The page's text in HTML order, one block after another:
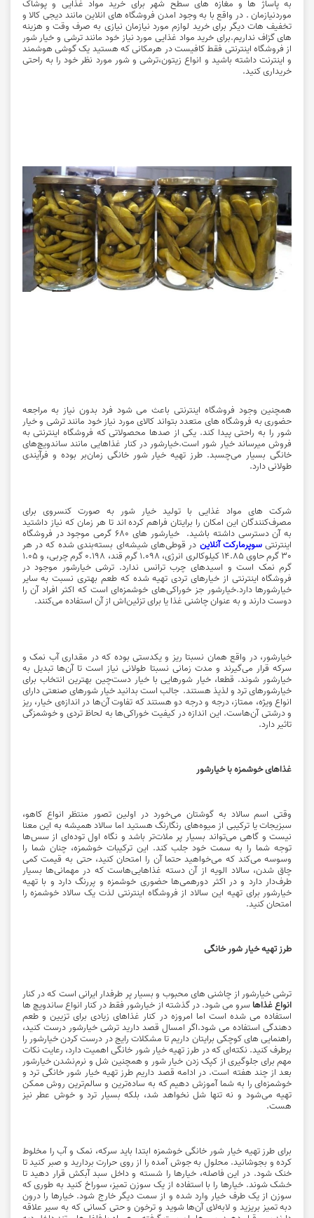
به پاساژ ها و مغازه های سطح شهر برای خرید مواد غذایی و پوشاک
موردنیازمان . در واقع با به وجود امدن فروشگاه های انلاین مانند دیجی کالا و
تخفیف هات دیگر برای خرید لوازم مورد نیازمان نیازی به صرف وقت و هزینه
های گزاف نداریم.برای خرید مواد غذایی مورد نیاز خود مانند ترشی و خیار شور
از فروشگاه اینترنتی فقط کافیست در هرمکانی که هستید یک گوشی هوشمند
و اینترنت داشته باشید و انواع زیتون،ترشی و شور مورد نظر خود را به راحتی
خریداری کنید.
همچنین وجود فروشگاه اینترنتی باعث می شود فرد بدون نیاز به مراجعه
حضوری به فروشگاه های متعدد بتواند کالای مورد نیاز خود مانند ترشی و خیار
شور را به راحتی پیدا کند. یکی از صدها محصولاتی که فروشگاه اینترنتی به
فروش میرساند خیار شور است.خیارشور در کنار غذاهایی مانند ساندویچ‌های
خانگی بسیار می‌چسبد. طرز تهیه خیار شور خانگی زمان‌بر بوده و فرآیندی
طولانی دارد.
شرکت های مواد غذایی با تولید خیار شور به صورت کنسروی برای
مصرف‌کنندگان این امکان را برایتان فراهم کرده اند تا هر زمان که نیاز داشتید
به آن دسترسی داشته باشید. خیارشور های 680 گرمی موجود در
فروشگاه
اینترنتی سوپرمارکت آنلاین در قوطی‌های شیشه‌ای بسته‌بندی شده که در هر
30 گرم حاوی 14.85 کیلوکالری انرژی، 1.098 گرم قند، 0.198 گرم چربی، و 1.05
گرم نمک است و اسیدهای چرب ترانس ندارد. ترشی خیارشور موجود در
فروشگاه اینترنتی از خیارهای تردی تهیه شده که طعم بهتری نسبت به سایر
خیارشورها دارد.خیارشور جز خوراکی‌های خوشمزه‌ای است که اکثر افراد آن را
دوست دارند و به عنوان چاشنی غذا یا برای تزئین‌اش از آن استفاده می‌کنند.
خیارشور، در واقع همان نسبتا ریز و یکدستی بوده که در مقداری آب نمک و
سرکه قرار می‌گیرند و مدت زمانی نسبتا طولانی نیاز است تا آن‌ها تبدیل به
خیارشور شوند. قطعا، خیار شورهایی با خیار دست‌چین بهترین انتخاب برای
خیارشورهای ترد و لذیذ هستند. جالب است بدانید خیار شورهای صنعتی دارای
انواع ویژه، ممتاز، درجه و درجه دو هستند که تفاوت آن‌ها در اندازه‌ی خیار، ریز
و درشتی آن‌هاست. این اندازه در کیفیت خوراکی‌ها به لحاظ تردی و خوشمزگی
تاثیر دارد.
غذاهای خوشمزه با خیارشور
وقتی اسم سالاد به گوشتان می‌خورد در اولین تصور منتظر انواع کاهو،
سبزیجات یا ترکیبی از میوه‌های رنگارنگ هستید اما سالاد همیشه به این معنا
نیست و گاهی می‌تواند بسیار پر ملات‌تر باشد و نگاه اول توده‌ای از سس‌ها
توجه شما را به سمت خود جلب کند. این ترکیبات خوشمزه، چنان شما را
وسوسه می‌کند که می‌خواهید حتما آن را امتحان کنید، حتی به قیمت کمی
چاق شدن، سالاد الویه از آن دسته غذاهایی‌هاست که در مهمانی‌ها بسیار
طرف‌دار دارد و در اکثر دورهمی‌ها حضوری خوشمزه و پررنگ دارد و با تهیه
خیارشور برای تهیه این سالاد از فروشگاه اینترنتی لذت یک سالاد خوشمزه را
امتحان کنید.
طرز تهیه خیار شور خانگی
ترشی خیارشور از چاشنی های محبوب و بسیار پر طرفدار ایرانی است که در کنار
انواع غذاها سرو می شود. در گذشته از خیارشور فقط در کنار انواع ساندویچ ها
استفاده می شده است اما امروزه در کنار غذاهای زیادی برای تزیین و طعم
دهندگی استفاده می شود.اگر امسال قصد دارید ترشی خیارشور درست کنید،
راهنمایی های کوچکی برایتان داریم تا مشکلات رایج در درست کردن خیارشور را
برطرف کنید. نکته‌ای که در طرز تهیه خیار شور خانگی اهمیت دارد، رعایت نکات
مهم برای جلوگیری از کپک زدن خیار شور و همچنین شل و نرم‌نشدن خیارشور
بعد از چند هفته است. در ادامه قصد داریم طرز تهیه خیار شور خانگی ترد و
خوشمزه‌ای را به شما آموزش دهیم که به ساده‌ترین و سالم‌ترین روش ممکن
تهیه می‌شود و نه تنها شل نخواهد شد، بلکه بسیار ترد و خوش عطر نیز
هست.
برای طرز تهیه خیار شور خانگی خوشمزه ابتدا باید سرکه، نمک و آب را مخلوط
کرده و بجوشانید. محلول به جوش آمده را از روی حرارت بردارید و صبر کنید تا
خنک شود. در این فاصله، خیارها را شسته و داخل سبد آبکش قرار دهید تا
خشک شوند. خیارها را با استفاده از یک سوزن تمیز، سوراخ کنید به طوری که
سوزن از یک طرف خیار وارد شده و از سمت دیگر خارج شود. خیارها را درون
دبه تمیز بریزید و لابه‌لای آن‌ها شوید و ترخون و حتی کسانی که به سیر علاقه